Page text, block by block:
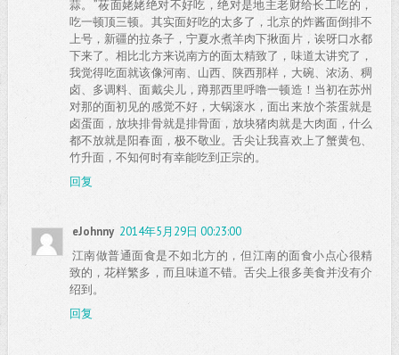
蒜。”莜面姥姥绝对不好吃，绝对是地主老财给长工吃的，
吃一顿顶三顿。其实面好吃的太多了，北京的炸酱面倒排不
上号，新疆的拉条子，宁夏水煮羊肉下揪面片，诶呀口水都
下来了。相比北方来说南方的面太精致了，味道太讲究了，
我觉得吃面就该像河南、山西、陕西那样，大碗、浓汤、稠
卤、多调料、面戴尖儿，蹲那西里呼噜一顿造！当初在苏州
对那的面初见的感觉不好，大锅滚水，面出来放个茶蛋就是
卤蛋面，放块排骨就是排骨面，放块猪肉就是大肉面，什么
都不放就是阳春面，极不敬业。舌尖让我喜欢上了蟹黄包、
竹升面，不知何时有幸能吃到正宗的。
回复
eJohnny 2014年5月29日 00:23:00
江南做普通面食是不如北方的，但江南的面食小点心很精
致的，花样繁多，而且味道不错。舌尖上很多美食并没有介
绍到。
回复